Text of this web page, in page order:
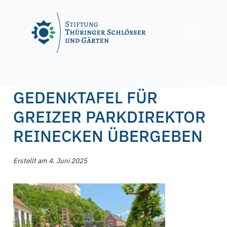
GEDENKTAFEL FÜR
GREIZER PARKDIREKTOR
REINECKEN ÜBERGEBEN
Erstellt am 4. Juni 2025